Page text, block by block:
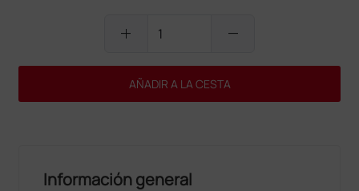
add remove
AÑADIR A LA CESTA
Información general